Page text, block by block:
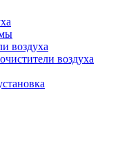
воздуха
воздуха